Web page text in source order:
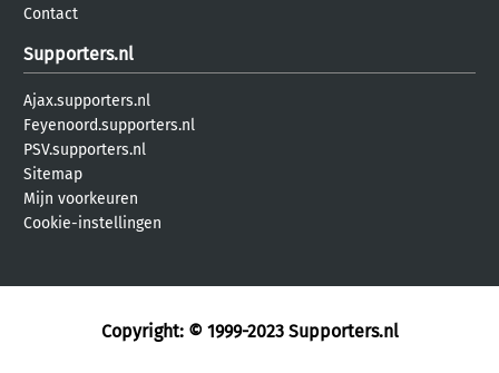
Contact
Supporters.nl
Ajax.supporters.nl
Feyenoord.supporters.nl
PSV.supporters.nl
Sitemap
Mijn voorkeuren
Cookie-instellingen
Copyright: © 1999-2023 Supporters.nl